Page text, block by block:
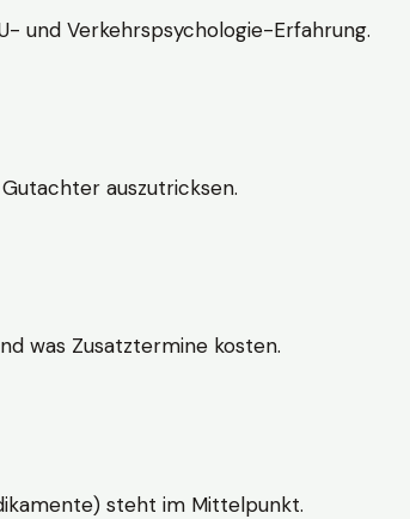
und Verkehrspsychologie-Erfahrung.
auszutricksen.
was Zusatztermine kosten.
steht im Mittelpunkt.